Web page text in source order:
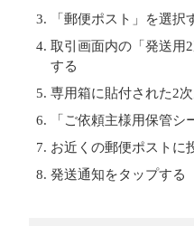
「郵便ポスト」を選択
取引画面内の「発送用
する
専用箱に貼付された2
「ご依頼主様用保管シ
お近くの郵便ポストに
発送通知をタップする